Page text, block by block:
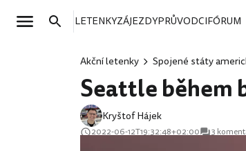
LETENKYZÁJEZDYPRŮVODCIFÓRUM
Akční letenky Spojené státy
Seattle během
Kryštof Hájek
2022-06-12T19:32:48+02:00 3